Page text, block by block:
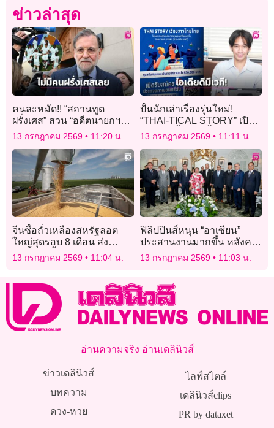
ข่าวล่าสุด
คนละหมัด!! “สถานทูต
ฝรั่งเศส” สวน “อดีตนายกฯ
สเปน” หลังโดนหาว่าแข้ง
“ตราไก่” ไม่ใช่คนในประเทศ
13 กรกฎาคม 2569 11:20 น.
ปั้นนักเล่าเรื่องรุ่นใหม่!
“THAI-TICAL STORY” เปิด
เวทีหนังสั้นแนวตั้ง ชิงรางวัล
กว่า 5.3 แสนบาท
13 กรกฎาคม 2569 11:11 น.
จีนซื้อถั่วเหลืองสหรัฐลอต
ใหญ่สุดรอบ 8 เดือน ส่ง
สัญญาณฟื้นสัมพันธ์การค้า
13 กรกฎาคม 2569 11:04 น.
ฟิลิปปินส์หนุน “อาเซียน”
ประสานงานมากขึ้น หลังค
วามขัดแย้งโลกเผยความ
เปราะบาง
13 กรกฎาคม 2569 11:03 น.
อ่านความจริง อ่านเดลินิวส์
ข่าวเดลินิวส์
บทความ
ดวง-หวย
ไลฟ์สไตล์
เดลินิวส์clips
PR by dataxet